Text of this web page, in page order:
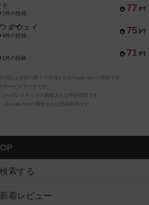
77 PT
1件の投稿
75 PT
アウェイ
4件の投稿
71 PT
1件の投稿
国および他の国々で登録されたApple Inc.の商標です。
ービスマークです。
ーポレイテッドの商標または登録商標です。
Google Inc.の商標または登録商標です。
索する
着レビュー